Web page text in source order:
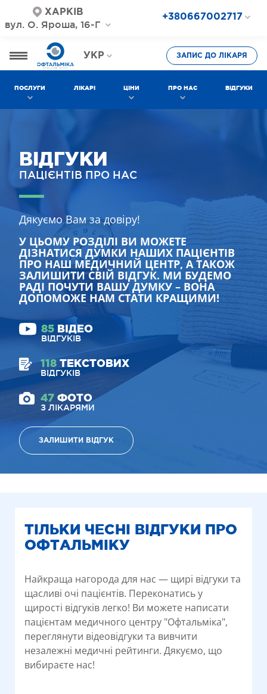
ХАРКІВ
вул. О. Яроша, 16-Г
+380667002717
+380577002717
УКР
РОС
ЗАПИС ДО ЛІКАРЯ
ПОСЛУГИ ЛІКАРІ ЦІНИ ПРО НАС ВІДГУКИ
ВІДГУКИ
ПАЦІЄНТІВ ПРО НАС
Дякуємо Вам за довіру!
У ЦЬОМУ РОЗДІЛІ ВИ МОЖЕТЕ
ДІЗНАТИСЯ ДУМКИ НАШИХ ПАЦІЄНТІВ
ПРО НАШ МЕДИЧНИЙ ЦЕНТР, А ТАКОЖ
ЗАЛИШИТИ СВІЙ ВІДГУК. МИ БУДЕМО
РАДІ ПОЧУТИ ВАШУ ДУМКУ – ВОНА
ДОПОМОЖЕ НАМ СТАТИ КРАЩИМИ!
85 ВІДЕО
ВІДГУКІВ
118 ТЕКСТОВИХ
ВІДГУКІВ
47 ФОТО
З ЛІКАРЯМИ
ЗАЛИШИТИ ВІДГУК
ТІЛЬКИ ЧЕСНІ ВІДГУКИ ПРО
ОФТАЛЬМІКУ
Найкраща нагорода для нас — щирі відгуки та
щасливі очі пацієнтів. Переконатись у
щирості відгуків легко! Ви можете написати
пацієнтам медичного центру "Офтальміка",
переглянути відеовідгуки та вивчити
незалежні медичні рейтинги. Дякуємо, що
вибираєте нас!